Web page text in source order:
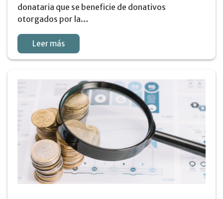
donataria que se beneficie de donativos
otorgados por la…
Leer más